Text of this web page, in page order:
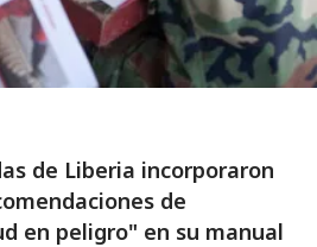
de Liberia incorporaron
de
en peligro" en su manual